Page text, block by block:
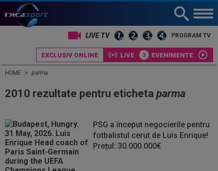
LIVE TV PROGRAM TV
EXCLUSIV ONLINE LIVE EVENIMENTE
HOME parma
2010 rezultate pentru eticheta parma
PSG a început negocierile pentru
fotbalistul cerut de Luis Enrique!
Prețul: 30.000.000€